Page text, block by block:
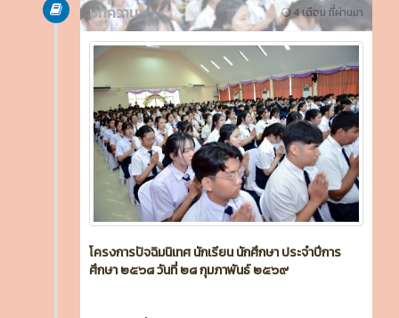
4 เดือน ที่ผ่านมา
บทความ
โครงการปัจฉิมนิเทศ นักเรียน นักศึกษา ประจำปีการ
ศึกษา ๒๕๖๘ วันที่ ๒๘ กุมภาพันธ์ ๒๕๖๙